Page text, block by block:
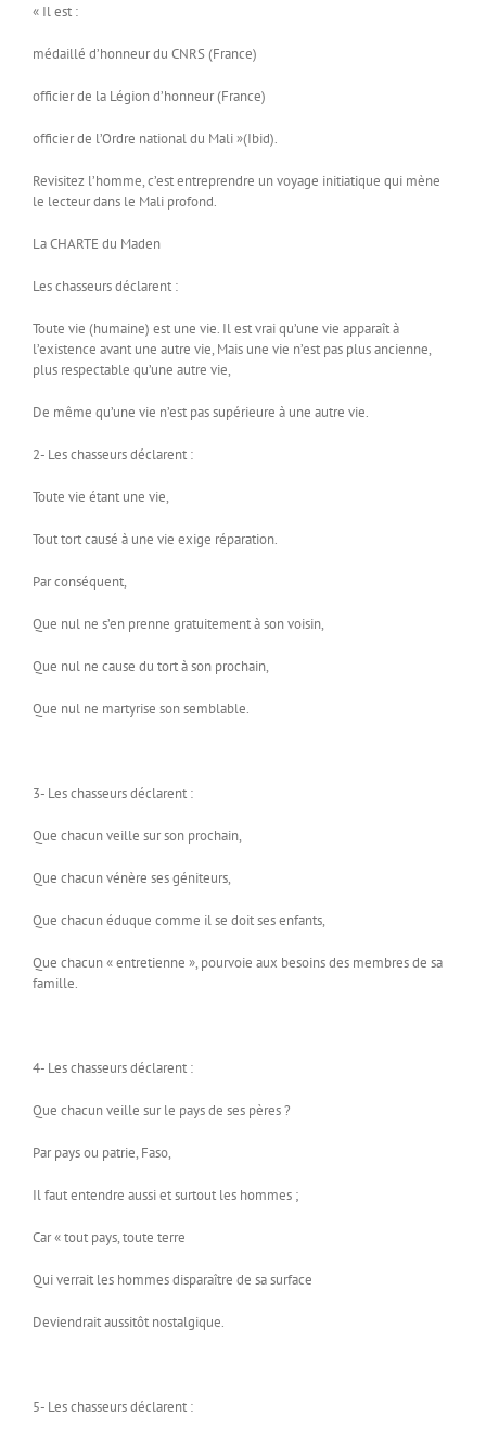
« Il est :
médaillé d’honneur du CNRS (France)
officier de la Légion d’honneur (France)
officier de l’Ordre national du Mali »(Ibid).
Revisitez l’homme, c’est entreprendre un voyage initiatique qui mène
le lecteur dans le Mali profond.
La CHARTE du Maden
Les chasseurs déclarent :
Toute vie (humaine) est une vie. Il est vrai qu’une vie apparaît à
l’existence avant une autre vie, Mais une vie n’est pas plus ancienne,
plus respectable qu’une autre vie,
De même qu’une vie n’est pas supérieure à une autre vie.
2- Les chasseurs déclarent :
Toute vie étant une vie,
Tout tort causé à une vie exige réparation.
Par conséquent,
Que nul ne s’en prenne gratuitement à son voisin,
Que nul ne cause du tort à son prochain,
Que nul ne martyrise son semblable.
3- Les chasseurs déclarent :
Que chacun veille sur son prochain,
Que chacun vénère ses géniteurs,
Que chacun éduque comme il se doit ses enfants,
Que chacun « entretienne », pourvoie aux besoins des membres de sa
famille.
4- Les chasseurs déclarent :
Que chacun veille sur le pays de ses pères ?
Par pays ou patrie, Faso,
Il faut entendre aussi et surtout les hommes ;
Car « tout pays, toute terre
Qui verrait les hommes disparaître de sa surface
Deviendrait aussitôt nostalgique.
5- Les chasseurs déclarent :